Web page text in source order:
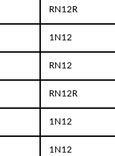
RN12R
1N12
RN12
RN12R
1N12
1N12